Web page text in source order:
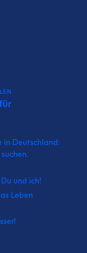
in Deutschland:
und ich!
Leben